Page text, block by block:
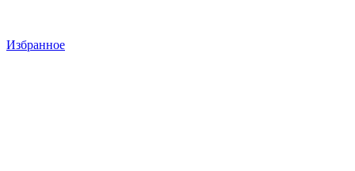
Избранное